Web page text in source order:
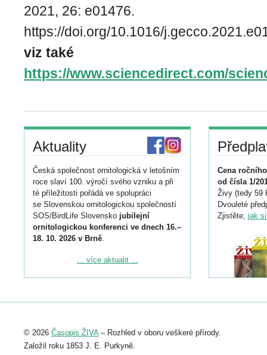
2021, 26: e01476.
https://doi.org/10.1016/
viz také
https://www.sciencedirect.com/
Aktuality
Česká společnost ornitologická v letošním
roce slaví 100. výročí svého vzniku a při
té příležitosti pořádá ve spolupráci
se Slovenskou ornitologickou společností
SOS/BirdLife Slovensko jubilejní
ornitologickou konferenci ve dnech 16.–
18. 10. 2026 v Brně.
Podrobnější informace ke konferenci
Registrovat se můžete do 6. září.
abstraktu přihlášené přednášky nebo
posteru je už 30. června.
... více aktualit ...
Cena
od čísla 1/
Živy (tedy 59
Dvouleté
Zjistěte, jak
© 2026 Časopis ŽIVA– Rozhled v oboru veškeré přírody.
Založil roku 1853 J. E. Purkyně.